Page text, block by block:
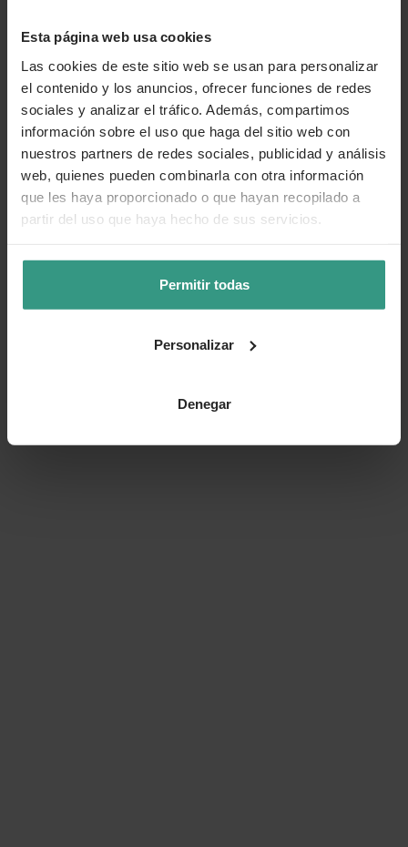
Esta página web usa cookies
Las cookies de este sitio web se usan para personalizar
el contenido y los anuncios, ofrecer funciones de redes
sociales y analizar el tráfico. Además, compartimos
información sobre el uso que haga del sitio web con
nuestros partners de redes sociales, publicidad y análisis
web, quienes pueden combinarla con otra información
que les haya proporcionado o que hayan recopilado a
partir del uso que haya hecho de sus servicios.
Permitir todas
Personalizar
Denegar
Número de artículo:11048562
¿Te ha resultado útil la información de este producto?
👍 Sí 😐 Más o menos 👎 No